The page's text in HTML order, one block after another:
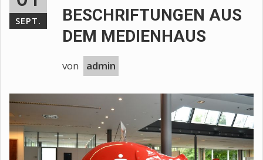
SEPT.
BESCHRIFTUNGEN AUS
DEM MEDIENHAUS
von admin